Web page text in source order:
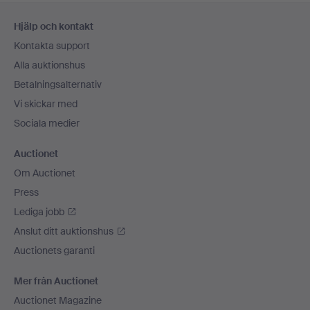
Hjälp och kontakt
Kontakta support
Alla auktionshus
Betalningsalternativ
Vi skickar med
Sociala medier
Auctionet
Om Auctionet
Press
Lediga jobb
Anslut ditt auktionshus
Auctionets garanti
Mer från Auctionet
Auctionet Magazine